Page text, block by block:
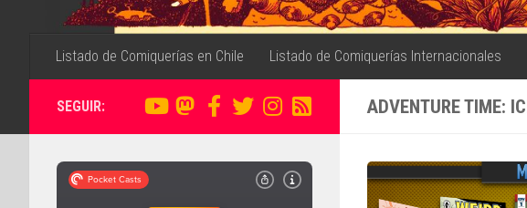
Listado de Comiquerías en Chile Listado de Comiquerías Internacionales
ADVENTURE TIME:
SEGUIR: